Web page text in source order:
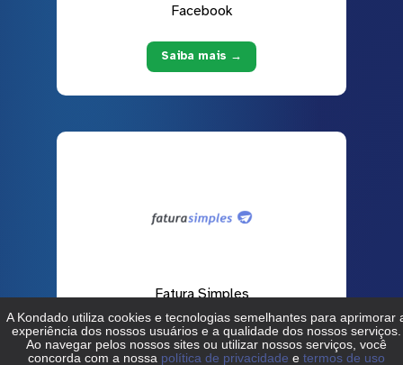
Facebook
Saiba mais →
Fatura Simples
Saiba mais →